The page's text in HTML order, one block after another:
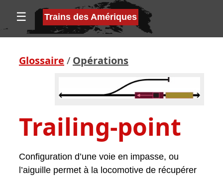
☰ Trains des Amériques
Glossaire / Opérations
Trailing-point
Configuration d’une voie en impasse, ou
l’aiguille permet à la locomotive de récupérer